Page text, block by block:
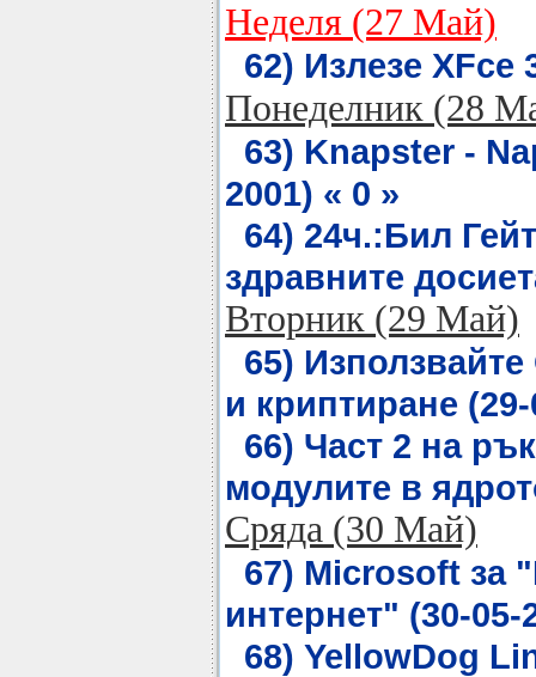
Неделя (27 Май)
62) Излезе XFce
Понеделник (28
63) Knapster -
2001) « 0 »
64) 24ч.:Бил
здравните
Вторник (29 Май)
65)
и криптиране
66) Част 2 на
модулите в
Сряда (30 Май)
67) Microsoft за
интернет" (30-05-
68) YellowDog